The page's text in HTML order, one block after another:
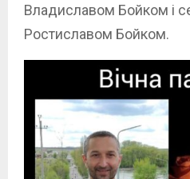
Владиславом Бойком і
Ростиславом Бойком.